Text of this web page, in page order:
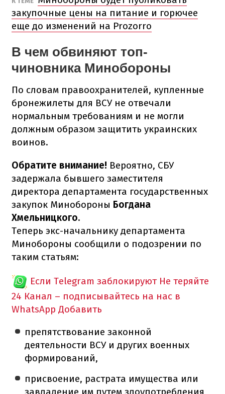
закупочные цены на питание и горючее
еще до изменений на Prozorro
В чем обвиняют топ-
чиновника Минобороны
По словам правоохранителей, купленные
бронежилеты для ВСУ не отвечали
нормальным требованиям и не могли
должным образом защитить украинских
воинов.
Обратите внимание! Вероятно, СБУ
задержала бывшего заместителя
директора департамента государственных
закупок Минобороны Богдана
Хмельницкого.
Теперь экс-начальнику департамента
Минобороны сообщили о подозрении по
таким статьям:
Если Telegram заблокируют Не теряйте
24 Канал – подписывайтесь на нас в
WhatsApp Добавить
препятствование законной
деятельности ВСУ и других военных
формирований,
присвоение, растрата имущества или
завладение им путем злоупотребления